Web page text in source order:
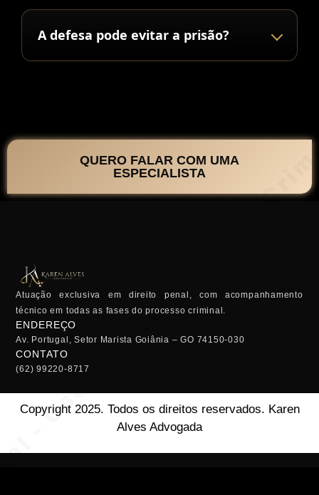
A defesa pode evitar a prisão?
QUERO FALAR COM UMA
ESPECIALISTA
Atuação exclusiva em direito penal, com acompanhamento
técnico em todas as fases do processo criminal.
ENDEREÇO
Av. Portugal, Setor Marista Goiânia – GO 74150-030
CONTATO
(62) 99220-8717
Copyright 2025. Todos os direitos reservados. Karen
Alves Advogada